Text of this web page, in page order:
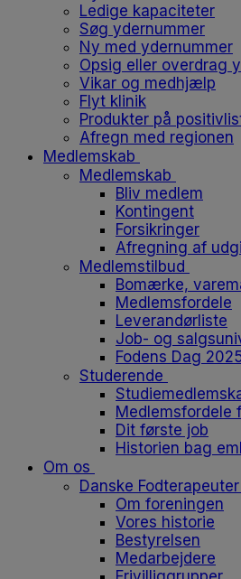
Ledige kapaciteter
Søg ydernummer
Ny med ydernummer
Opsig eller overdrag
Vikar og medhjælp
Flyt klinik
Produkter på
Afregn med regionen
Medlemskab
Medlemskab
Bliv medlem
Kontingent
Forsikringer
Afregning af
Medlemstilbud
Bomærke,
Medlemsfordele
Leverandørliste
Job- og
Fodens Dag
Studerende
Medlemsfordele
Dit første job
Historien bag
Om os
Danske Fodterapeuter
Om foreningen
Vores historie
Bestyrelsen
Medarbejdere